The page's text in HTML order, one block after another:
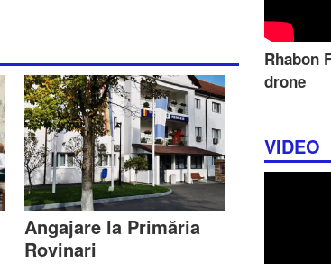
Rhabon
drone
VIDEO
Angajare la Primăria
Rovinari